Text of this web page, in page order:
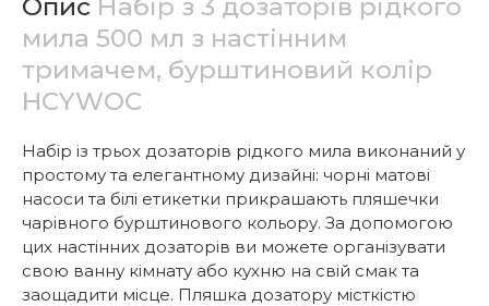
Опис Набір з 3 дозаторів рідкого
мила 500 мл з настінним
тримачем, бурштиновий колір
HCYWOC
Набір із трьох дозаторів рідкого мила виконаний у
простому та елегантному дизайні: чорні матові
насоси та білі етикетки прикрашають пляшечки
чарівного бурштинового кольору. За допомогою
цих настінних дозаторів ви можете організувати
свою ванну кімнату або кухню на свій смак та
заощадити місце. Пляшка дозатору місткістю